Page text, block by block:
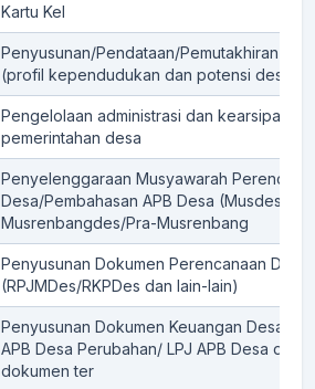
Kartu Kel
Penyusunan/Pendataan/Pemutakhiran
(profil kependudukan dan potensi desa)**
Pengelolaan administrasi dan kearsipan
pemerintahan desa
Penyelenggaraan Musyawarah
Desa/Pembahasan APB Desa (Musdes
Musrenbangdes/Pra-Musrenbang
Penyusunan Dokumen Perencanaan Desa
(RPJMDes/RKPDes dan lain-lain)
Penyusunan Dokumen Keuangan Desa
APB Desa Perubahan/ LPJ APB Desa dan
dokumen ter